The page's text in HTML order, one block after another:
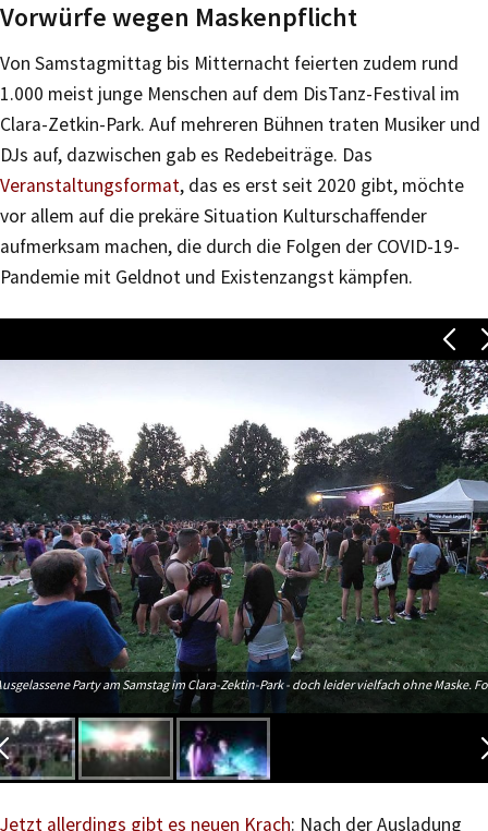
Vorwürfe wegen Maskenpflicht
Von Samstagmittag bis Mitternacht feierten zudem rund
1.000 meist junge Menschen auf dem DisTanz-Festival im
Clara-Zetkin-Park. Auf mehreren Bühnen traten Musiker und
DJs auf, dazwischen gab es Redebeiträge. Das
Veranstaltungsformat, das es erst seit 2020 gibt, möchte
vor allem auf die prekäre Situation Kulturschaffender
aufmerksam machen, die durch die Folgen der COVID-19-
Pandemie mit Geldnot und Existenzangst kämpfen.
Party am Samstag im Clara-Zektin-Park - doch leider vielfach ohne Maske.
Jetzt allerdings gibt es neuen Krach: Nach der Ausladung